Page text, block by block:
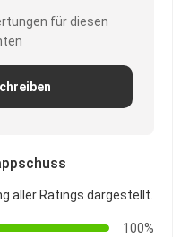
für diesen
aller Ratings dargestellt.
100%